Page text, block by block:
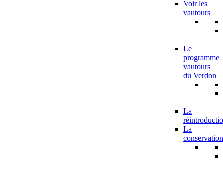
Voir les
vautours
Le
programme
vautours
du Verdon
La
La
conservation